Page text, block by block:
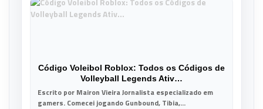
Código Voleibol Roblox: Todos os Códigos de
Volleyball Legends Ativ…
Escrito por Mairon Vieira Jornalista especializado em
gamers. Comecei jogando Gunbound, Tibia,...